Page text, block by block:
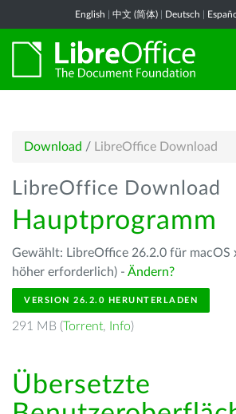
English 中文 (简体) Deutsch
Download / LibreOffice Download
LibreOffice Download
Hauptprogramm
Gewählt: LibreOffice 26.2.0 für macOS
höher erforderlich) - Ändern?
VERSION 26.2.0 HERUNTERLADEN
291 MB (Torrent, Info)
Übersetzte